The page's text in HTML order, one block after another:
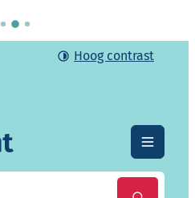
Hoog contrast
Zwijndrecht
Menu